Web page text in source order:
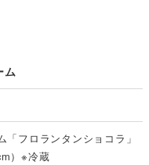
ム
フロランタンショコラ」
）※冷蔵